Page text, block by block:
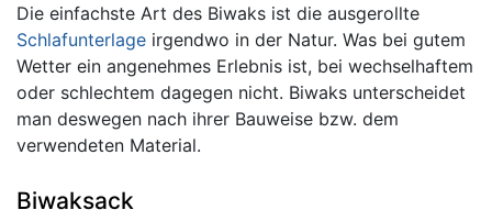
Die einfachste Art des Biwaks ist die ausgerollte
Schlafunterlage irgendwo in der Natur. Was bei gutem
Wetter ein angenehmes Erlebnis ist, bei wechselhaftem
oder schlechtem dagegen nicht. Biwaks unterscheidet
man deswegen nach ihrer Bauweise bzw. dem
verwendeten Material.
Biwaksack